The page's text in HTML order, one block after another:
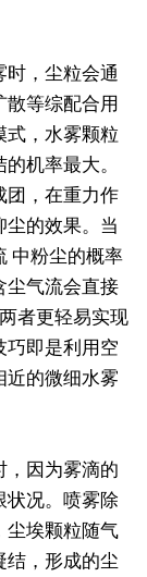
时，尘粒会通
等综配合用
式，水雾颗粒
机率最大。
团，在重力作
尘的效果。当
中粉尘的概率
尘气流会直接
者更轻易实现
巧即是利用空
近的微细水雾
，因为雾滴的
状况。喷雾除
尘埃颗粒随气
结，形成的尘